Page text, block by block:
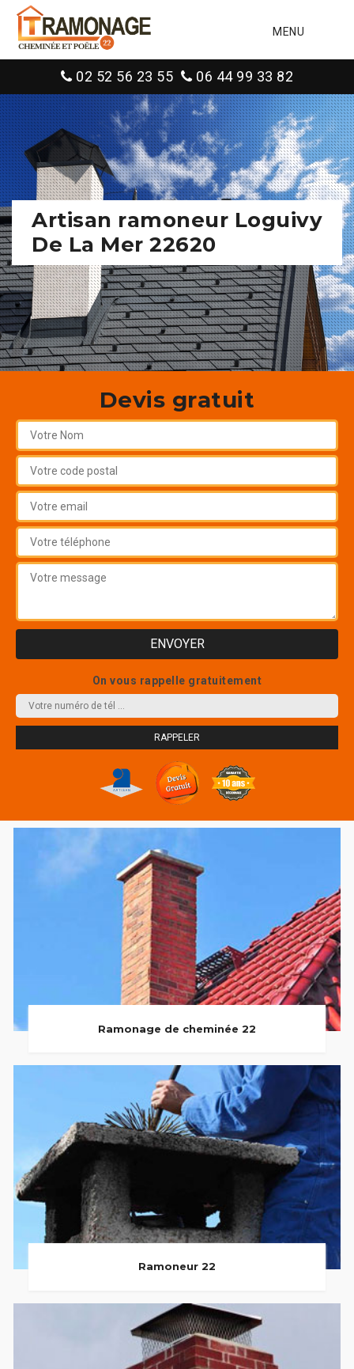
MENU
02 52 56 23 55 06 44 99 33 82
Artisan ramoneur Loguivy
De La Mer 22620
Devis gratuit
On vous rappelle gratuitement
Ramonage de cheminée 22
Ramoneur 22